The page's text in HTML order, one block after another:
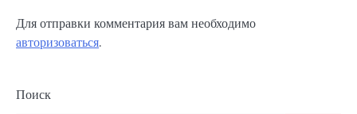
Для отправки комментария вам необходимо
авторизоваться.
Поиск